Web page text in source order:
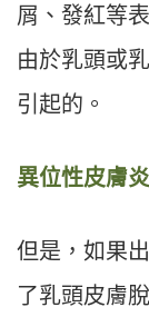
屑、發紅等
由於乳頭或
引起的。
異位性皮膚炎
但是，如果
了乳頭皮膚